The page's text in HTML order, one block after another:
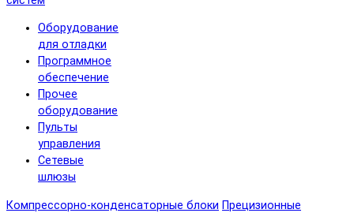
Оборудование
для отладки
Программное
обеспечение
Прочее
оборудование
Пульты
управления
Сетевые
шлюзы
Компрессорно-конденсаторные блоки Прецизионные